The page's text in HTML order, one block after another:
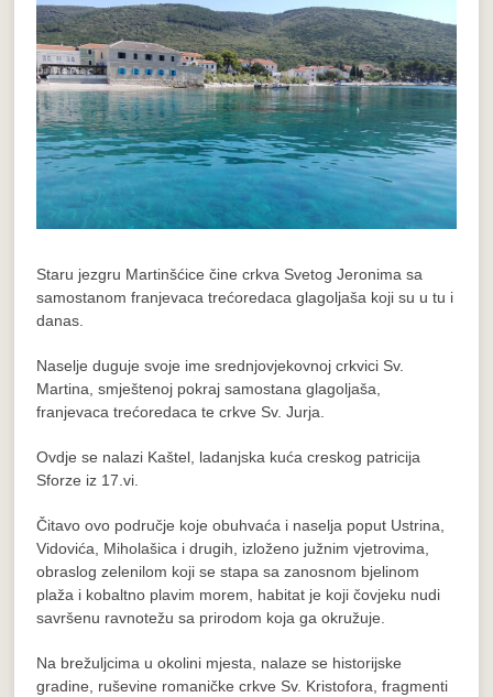
Staru jezgru Martinšćice čine crkva Svetog Jeronima sa
samostanom franjevaca trećoredaca glagoljaša koji su u tu i
danas.
Naselje duguje svoje ime srednjovjekovnoj crkvici Sv.
Martina, smještenoj pokraj samostana glagoljaša,
franjevaca trećoredaca te crkve Sv. Jurja.
Ovdje se nalazi Kaštel, ladanjska kuća creskog patricija
Sforze iz 17.vi.
Čitavo ovo područje koje obuhvaća i naselja poput Ustrina,
Vidovića, Miholašica i drugih, izloženo južnim vjetrovima,
obraslog zelenilom koji se stapa sa zanosnom bjelinom
plaža i kobaltno plavim morem, habitat je koji čovjeku nudi
savršenu ravnotežu sa prirodom koja ga okružuje.
Na brežuljcima u okolini mjesta, nalaze se historijske
gradine, ruševine romaničke crkve Sv. Kristofora, fragmenti